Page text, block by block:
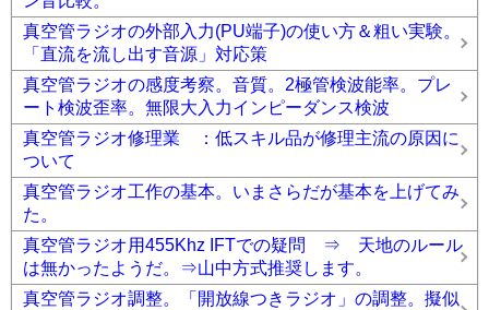
真空管ラジオの外部入力(PU端子)の使い方＆粗い実験。
「直流を流し出す音源」対応策
真空管ラジオの感度考察。音質。2極管検波能率。プレ
ート検波歪率。無限大入力インピーダンス検波
真空管ラジオ修理業 ：低スキル品が修理主流の原因に
ついて
真空管ラジオ工作の基本。いまさらだが基本を上げてみ
た。
真空管ラジオ用455Khz IFTでの疑問 ⇒ 天地のルール
は無かったようだ。⇒山中方式推奨します。
真空管ラジオ調整。「開放線つきラジオ」の調整。擬似